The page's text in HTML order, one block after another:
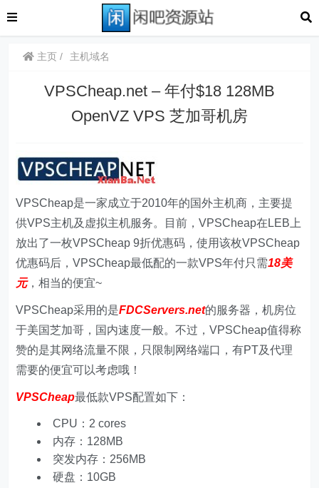
主页 主机域名
VPSCheap.net – 年付$18 128MB
OpenVZ VPS 芝加哥机房
VPSCheap是一家成立于2010年的国外主机商，主要提
供VPS主机及虚拟主机服务。目前，VPSCheap在LEB上
放出了一枚VPSCheap 9折优惠码，使用该枚VPSCheap
优惠码后，VPSCheap最低配的一款VPS年付只需18美
元，相当的便宜~
VPSCheap采用的是FDCServers.net的服务器，机房位
于美国芝加哥，国内速度一般。不过，VPSCheap值得称
赞的是其网络流量不限，只限制网络端口，有PT及代理
需要的便宜可以考虑哦！
VPSCheap最低款VPS配置如下：
CPU：2 cores
内存：128MB
突发内存：256MB
硬盘：10GB